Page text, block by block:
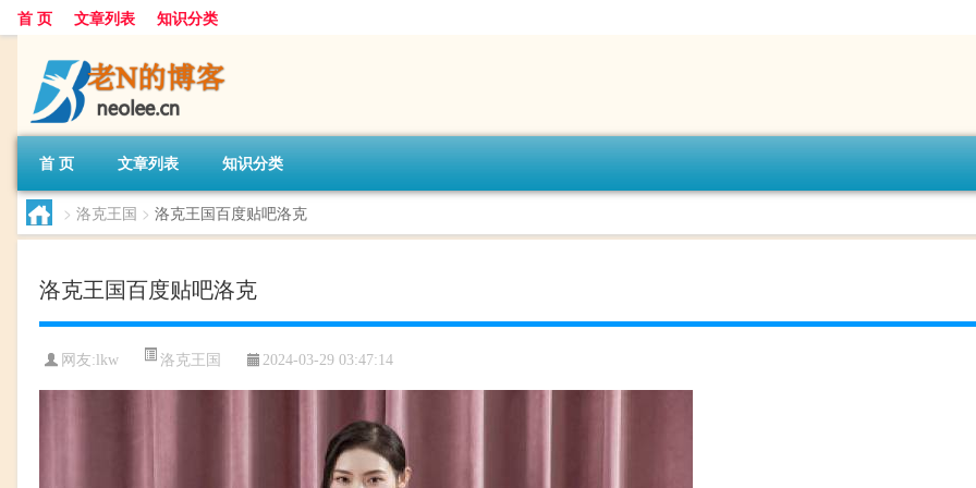
首 页 文章列表 知识分类
首 页 文章列表 知识分类
> 洛克王国 > 洛克王国百度贴吧洛克
洛克王国百度贴吧洛克
网友: lkw 洛克王国 2024-03-29 03:47:14